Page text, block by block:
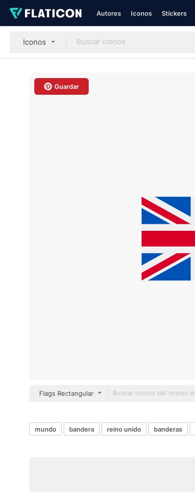
Autores Iconos Stickers
Iconos
Guardar
Flags Rectangular
mundo bandera reino unido banderas